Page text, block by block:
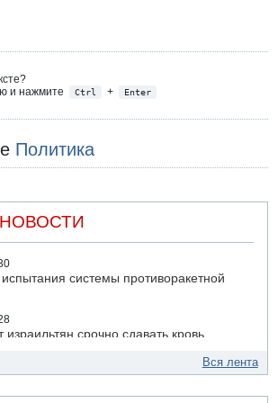
и нажмите
Ctrl + Enter
Политика
системы противоракетной
срочно сдавать кровь
в ООН Гилад Эрдан объявит в
Вся лента